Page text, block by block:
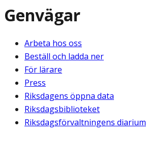
Genvägar
Arbeta hos oss
Beställ och ladda ner
För lärare
Press
Riksdagens öppna data
Riksdagsbiblioteket
Riksdagsförvaltningens diarium